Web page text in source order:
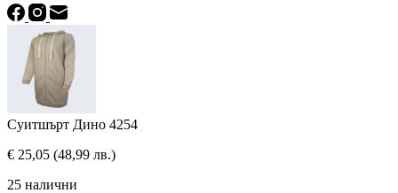
Суитшърт Дино 4254
€ 25,05 (48,99 лв.)
25 налични